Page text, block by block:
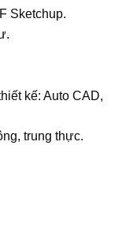
Sketchup.
kế: Auto CAD,
trung thực.